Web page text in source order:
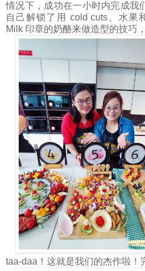
情况下，成功在一小时内完成我
自己解锁了用 cold cuts、水果
Milk 印章的奶酪来做造型的技巧
taa-daa！这就是我们的杰作啦！